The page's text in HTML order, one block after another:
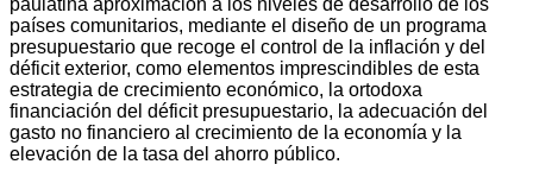
paulatina aproximación a los niveles de desarrollo de los
países comunitarios, mediante el diseño de un programa
presupuestario que recoge el control de la inflación y del
déficit exterior, como elementos imprescindibles de esta
estrategia de crecimiento económico, la ortodoxa
financiación del déficit presupuestario, la adecuación del
gasto no financiero al crecimiento de la economía y la
elevación de la tasa del ahorro público.